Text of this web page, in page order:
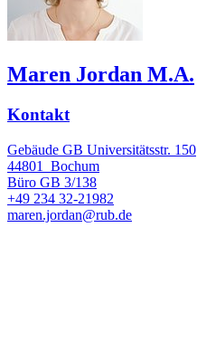
Maren Jordan M.A.
Kontakt
Gebäude GB Universitätsstr. 150
44801
Bochum
Büro GB 3/138
+49 234 32-21982
maren.jordan@rub.de